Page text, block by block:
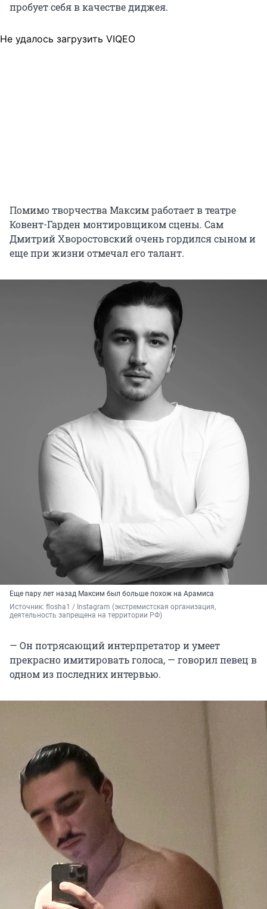
пробует себя в качестве диджея.
Не удалось загрузить VIQEO
Помимо творчества Максим работает в театре
Ковент-Гарден монтировщиком сцены. Сам
Дмитрий Хворостовский очень гордился сыном и
еще при жизни отмечал его талант.
Еще пару лет назад Максим был больше похож на Арамиса
Источник: flosha1 / Instagram (экстремистская организация,
деятельность запрещена на территории РФ)
— Он потрясающий интерпретатор и умеет
прекрасно имитировать голоса, — говорил певец в
одном из последних интервью.